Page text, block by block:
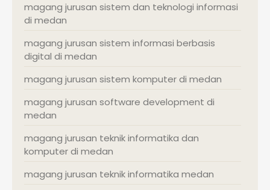
magang jurusan sistem dan teknologi informasi
di medan
magang jurusan sistem informasi berbasis
digital di medan
magang jurusan sistem komputer di medan
magang jurusan software development di
medan
magang jurusan teknik informatika dan
komputer di medan
magang jurusan teknik informatika medan